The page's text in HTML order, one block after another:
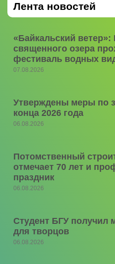
Лента новостей
«Байкальский
священного озера
фестиваль водных
07.08.2026
Утверждены меры по
конца 2026 года
06.08.2026
Потомственный
отмечает 70 лет и
праздник
06.08.2026
Студент БГУ получил
для творцов
06.08.2026